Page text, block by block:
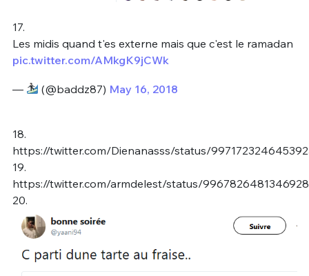
17.
Les midis quand t'es externe mais que c'est le ramadan
pic.twitter.com/AMkgK9jCWk
— (@baddz87) May 16, 2018
18.
https://twitter.com/Dienanasss/status/
19.
https://twitter.com/armdelest/status/
20.